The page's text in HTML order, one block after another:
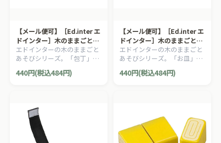
【メール便可】［Ed.inter エ
ドインター］木のままごとあ
そび 包丁、パンナイフ
エドインターの木のままごと
あそびシリーズ。「包丁」と
「パンナイフ」です。
440円(税込484円)
【メール便可】［Ed.inter エ
ドインター］木のままごとあ
そび お皿
エドインターの木のままごと
あそびシリーズ。「お皿」で
440円(税込484円)